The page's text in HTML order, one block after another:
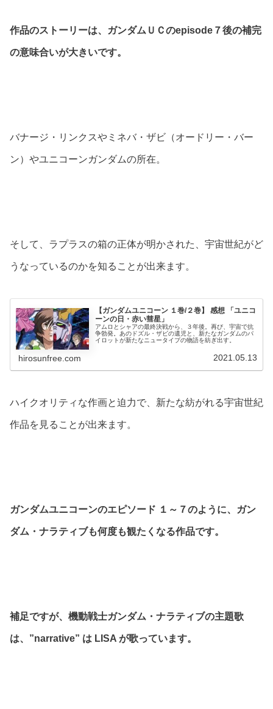
作品のストーリーは、ガンダムＵＣのepisode７後の補完
の意味合いが大きいです。
バナージ・リンクスやミネバ・ザビ（オードリー・バー
ン）やユニコーンガンダムの所在。
そして、ラプラスの箱の正体が明かされた、宇宙世紀がど
うなっているのかを知ることが出来ます。
【ガンダムユニコーン １巻/２巻】 感想 「ユニコ
ーンの日・赤い彗星」
アムロとシャアの最終決戦から、３年後。再び、宇宙で抗
争勃発。あのドズル・ザビの遺児と、新たなガンダムのパ
イロットが新たなニュータイプの物語を紡ぎ出す。
hirosunfree.com 2021.05.13
ハイクオリティな作画と迫力で、新たな紡がれる宇宙世紀
作品を見ることが出来ます。
ガンダムユニコーンのエピソード １～７のように、ガン
ダム・ナラティブも何度も観たくなる作品です。
補足ですが、機動戦士ガンダム・ナラティブの主題歌
は、”narrative” は LISA が歌っています。